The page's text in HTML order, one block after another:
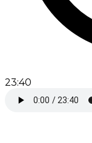
23:40